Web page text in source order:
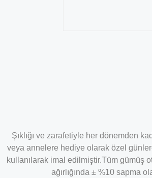
Şıklığı ve zarafetiyle her dönemden
veya annelere hediye olarak özel
kullanılarak imal edilmiştir.Tüm gümüş
ağırlığında ± %10 sapma